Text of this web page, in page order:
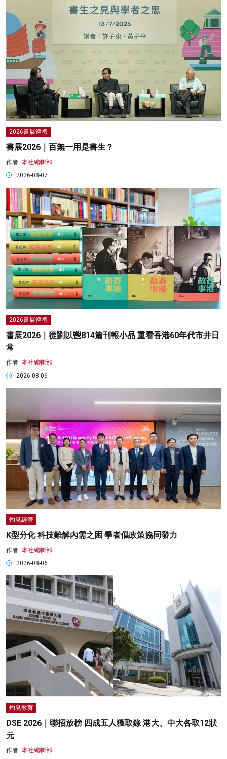
2026書展巡禮
書展2026｜百無一用是書生？
作者: 本社編輯部
2026-08-07
2026書展巡禮
書展2026｜從劉以鬯814篇刊報小品 重看香港60年代市井日
常
作者: 本社編輯部
2026-08-06
灼見經濟
K型分化 科技難解內需之困 學者倡政策協同發力
作者: 本社編輯部
2026-08-06
灼見教育
DSE 2026｜聯招放榜 四成五人獲取錄 港大、中大各取12狀
元
作者: 本社編輯部